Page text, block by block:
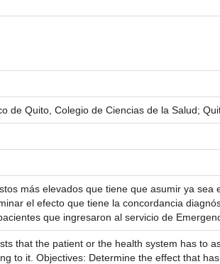
de Quito, Colegio de Ciencias de la Salud;
más elevados que tiene que asumir ya
el efecto que tiene la concordancia
que ingresaron al servicio de
that the patient or the health system has to
to it. Objectives: Determine the effect that